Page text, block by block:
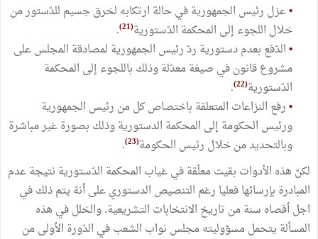
•عزل رئيس الجمهورية في حالة ارتكابه لخرق جسيم للدّستور من
خلال اللجوء إلى المحكمة الدّستورية(21)
.
•الدّفع بعدم دستورية ردّ رئيس الجمهورية لمصادقة المجلس على
مشروع قانون في صيغة معدّلة وذلك باللجوء إلى المحكمة
الدّستورية(22)
.
•رفع النزاعات المتعلقة باختصاص كل من رئيس الجمهورية
ورئيس الحكومة إلى المحكمة الدستورية وذلك بصورة غير مباشرة
وبالتحديد من خلال رئيس الحكومة(23)
.
لكنّ هذه الأدوات بقيت معلّقة في غياب المحكمة الدّستورية نتيجة عدم
المبادرة بإرسائها ‏فعليا رغم التنصيص الدستوري على أنهّ يتم ذلك في
اجل أقصاه سنة من تاريخ الانتخابات التشريعية. والخلل في هذه
المسألة يتحمل مسؤوليته مجلس نواب الشعب في الدّورة الأولى من